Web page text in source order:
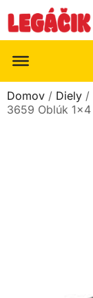
Domov / Diely /
3659 Oblúk 1×4